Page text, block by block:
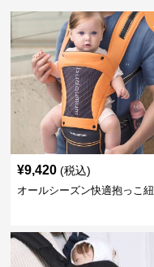
¥9,420 (税込)
オールシーズン快適抱っこ紐